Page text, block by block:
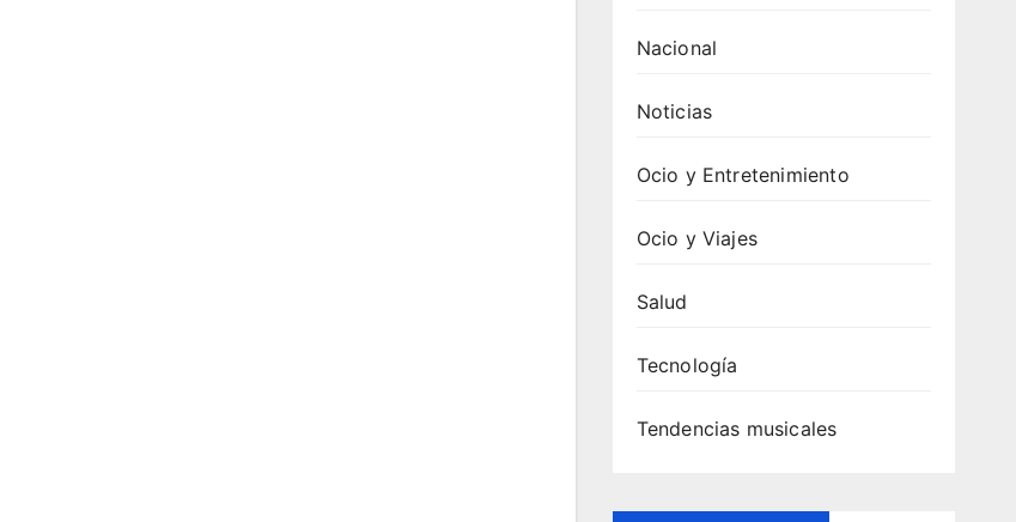
Nacional
Noticias
Ocio y Entretenimiento
Ocio y Viajes
Salud
Tecnología
Tendencias musicales